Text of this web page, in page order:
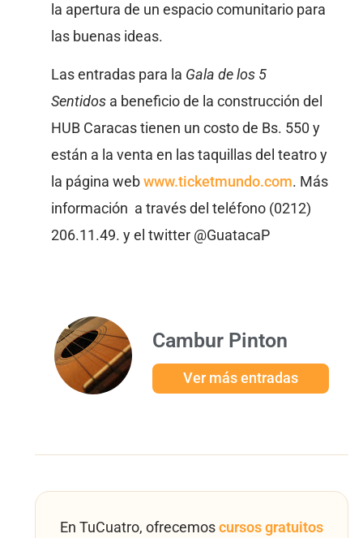
la apertura de un espacio comunitario para
las buenas ideas.
Las entradas para la Gala de los 5
Sentidosa beneficio de la construcción del
HUB Caracas tienen un costo de Bs. 550 y
están a la venta en las taquillas del teatro y
la página web www.ticketmundo.com. Más
información a través del teléfono (0212)
206.11.49. y el twitter @GuatacaP
Cambur Pinton
Ver más entradas
En TuCuatro, ofrecemos cursos gratuitos